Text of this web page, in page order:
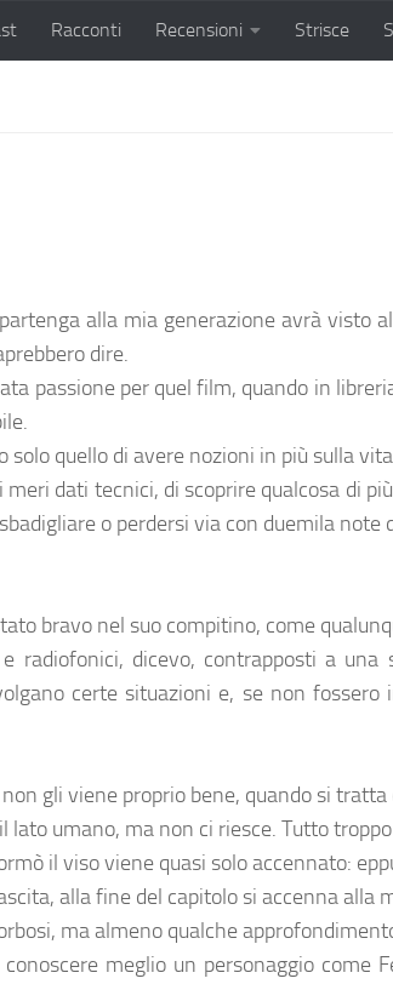
Racconti Recensioni Strisce
alla mia generazione avrà visto
dire.
passione per quel film, quando in
solo quello di avere nozioni in più sulla
meri dati tecnici, di scoprire qualcosa di
o perdersi via con duemila note
bravo nel suo compitino, come
dicevo, contrapposti a
certe situazioni e, se non
gli viene proprio bene, quando si
lato umano, ma non ci riesce. Tutto
il viso viene quasi solo accennato:
alla fine del capitolo si accenna alla
ma almeno qualche
meglio un personaggio